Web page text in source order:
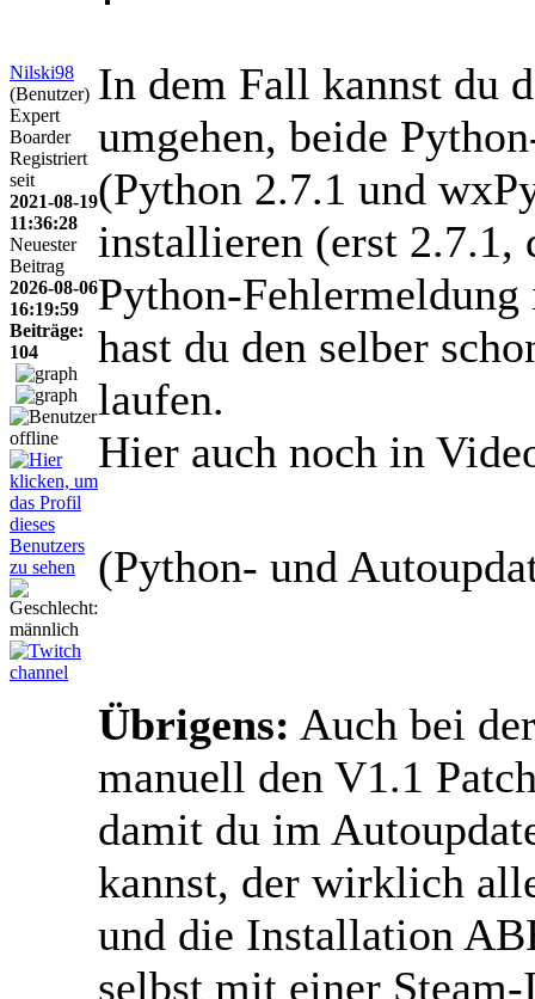
Nilski98
(Benutzer)
Expert
Boarder
Registriert
seit
2021-08-19
11:36:28
Neuester
Beitrag
2026-08-06
16:19:59
Beiträge:
104
In dem Fall kannst du
umgehen, beide
(Python 2.7.1 und
installieren (erst 2.7.1,
Python-
hast du den selber
laufen.
Hier auch noch in
(Python- und
Übrigens: Auch bei
manuell den V1.1
damit du im
kannst, der wirklich
und die Installation
selbst mit einer